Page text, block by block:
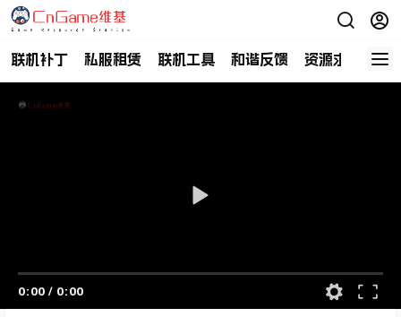
联机补丁 私服租赁 联机工具 和谐反馈 资源求助 商
0:00 / 0:00